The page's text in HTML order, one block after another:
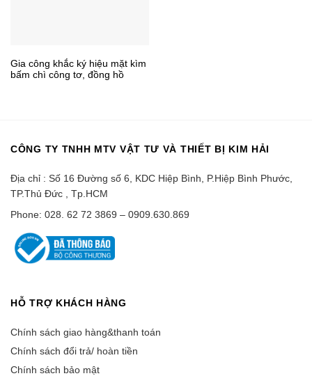
Gia công khắc ký hiệu mặt kìm
bấm chì công tơ, đồng hồ
CÔNG TY TNHH MTV VẬT TƯ VÀ THIẾT BỊ KIM HẢI
Địa chỉ : Số 16 Đường số 6, KDC Hiệp Bình, P.Hiệp Bình Phước,
TP.Thủ Đức , Tp.HCM
Phone: 028. 62 72 3869 – 0909.630.869
HỖ TRỢ KHÁCH HÀNG
Chính sách giao hàng&thanh toán
Chính sách đổi trả/ hoàn tiền
Chính sách bảo mật